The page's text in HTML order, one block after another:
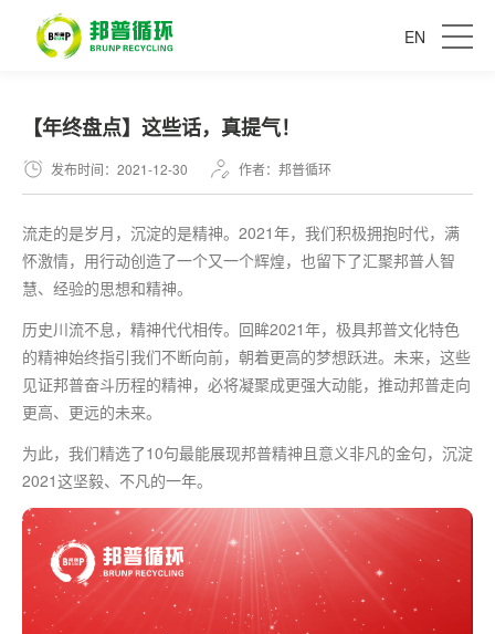
EN
【年终盘点】这些话，真提气！
发布时间：2021-12-30 作者：邦普循环
流走的是岁月，沉淀的是精神。2021年，我们积极拥抱时代，满
怀激情，用行动创造了一个又一个辉煌，也留下了汇聚邦普人智
慧、经验的思想和精神。
历史川流不息，精神代代相传。回眸2021年，极具邦普文化特色
的精神始终指引我们不断向前，朝着更高的梦想跃进。未来，这些
见证邦普奋斗历程的精神，必将凝聚成更强大动能，推动邦普走向
更高、更远的未来。
为此，我们精选了10句最能展现邦普精神且意义非凡的金句，沉淀
2021这坚毅、不凡的一年。